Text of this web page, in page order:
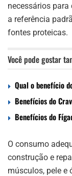
necessários para
a referência
fontes proteicas.
Você pode gostar
Qual o benefício
Benefícios do
Benefícios do
O consumo
construção e
músculos, pele e